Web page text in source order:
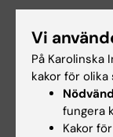
att jämföra
sjukdomens
eller
varianter
Vi
På
kakor för olika
fungera
Kakor för